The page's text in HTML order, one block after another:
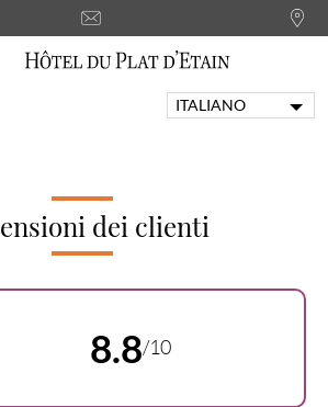
ITALIANO
DEUTSCH
dei clienti
8.8/10